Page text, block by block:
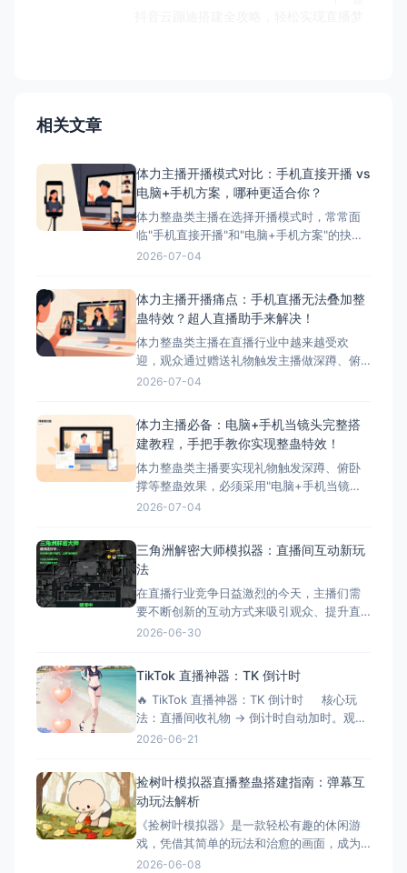
相关文章
体力主播开播模式对比：手机直接开播 vs
电脑+手机方案，哪种更适合你？
体力整蛊类主播在选择开播模式时，常常面
临"手机直接开播"和"电脑+手机方案"的抉
择。本文将详细对比这两种模式的优缺点，
播模式简介 ### 模式一：手机直接开播 这
是最简单、最常用的开播方式，主播直接使
2026-07-04
体力主播开播痛点：手机直播无法叠加整
蛊特效？超人直播助手来解决！
体力整蛊类主播在直播行业中越来越受欢
迎，观众通过赠送礼物触发主播做深蹲、俯
卧撑等体力动作，互动性极强。然而，这类
析这一痛点，并为您提供完美解决方案——
超人直播助手。 &nbsp; ## 体力主播面临的
核心痛点 &nbs
2026-07-04
体力主播必备：电脑+手机当镜头完整搭
建教程，手把手教你实现整蛊特效！
体力整蛊类主播要实现礼物触发深蹲、俯卧
撑等整蛊效果，必须采用"电脑+手机当镜
头"的组合方案。本文将手把手教您完成整个
系统，配置建议：Intel i5以上处理器、8GB
2026-07-04
三角洲解密大师模拟器：直播间互动新玩
法
在直播行业竞争日益激烈的今天，主播们需
要不断创新的互动方式来吸引观众、提升直
播间氛围。三角洲解密大师模拟器作为一款
能够增加直播的趣味性，还能有效延长观众
停留时间，提升直播间的活跃度和收益。 什
么是三角洲解密大师模拟器？
2026-06-30
TikTok 直播神器：TK 倒计时
🔥 TikTok 直播神器：TK 倒计时 核心玩
法：直播间收礼物 → 倒计时自动加时。观众
刷得越猛，直播/挑战时间越长！完美适配
TikTok 直
2026-06-21
捡树叶模拟器直播整蛊搭建指南：弹幕互
动玩法解析
《捡树叶模拟器》是一款轻松有趣的休闲游
戏，凭借其简单的玩法和治愈的画面，成为
了直播整蛊玩法的新选择。今天就来详细介
2026-06-08